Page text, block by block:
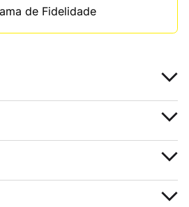
de Fidelidade